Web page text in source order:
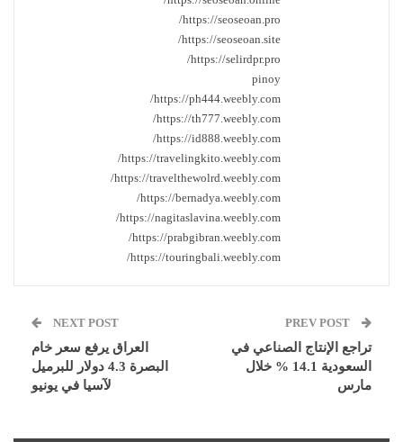
https://seoseoan.pro/
https://seoseoan.site/
https://selirdpr.pro/
pinoy
https://ph444.weebly.com/
https://th777.weebly.com/
https://id888.weebly.com/
https://travelingkito.weebly.com/
https://travelthewolrd.weebly.com/
https://bernadya.weebly.com/
https://nagitaslavina.weebly.com/
https://prabgibran.weebly.com/
https://touringbali.weebly.com/
تراجع الإنتاج الصناعي في
السعودية 14.1 % خلال
مارس
NEXT POST
العراق يرفع سعر خام
البصرة 4.3 دولار للبرميل
لآسيا في يونيو